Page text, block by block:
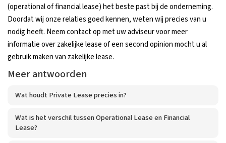
(operational of financial lease) het beste past bij de onderneming.
Doordat wij onze relaties goed kennen, weten wij precies van u
nodig heeft. Neem contact op met uw adviseur voor meer
informatie over zakelijke lease of een second opinion mocht u al
gebruik maken van zakelijke lease.
Meer antwoorden
Wat houdt Private Lease precies in?
Wat is het verschil tussen Operational Lease en Financial
Lease?